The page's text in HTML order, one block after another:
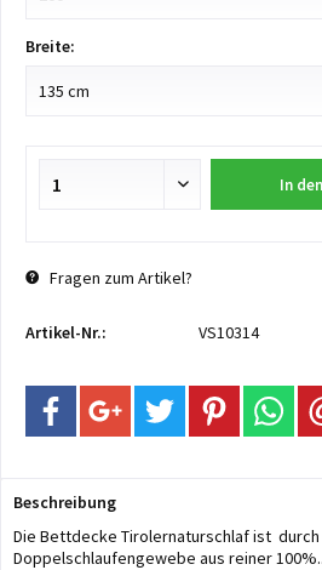
Breite:
In den
Fragen zum Artikel?
Artikel-Nr.: VS10314
Beschreibung
Die Bettdecke Tirolernaturschlaf ist durch
Doppelschlaufengewebe aus reiner